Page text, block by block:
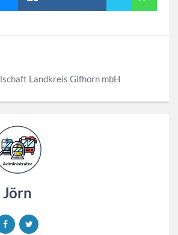
Landkreis Gifhorn mbH
Jörn